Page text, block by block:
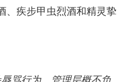
、疾步甲虫烈酒和精灵挚
骂行为，管理层概不负